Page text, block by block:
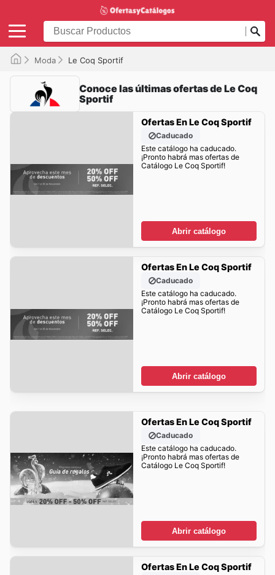
Moda Le Coq Sportif
Conoce las últimas ofertas de Le Coq
Sportif
Ofertas En Le Coq Sportif
Caducado
Este catálogo ha caducado.
¡Pronto habrá mas ofertas de
Catálogo Le Coq Sportif!
Abrir catálogo
Ofertas En Le Coq Sportif
Caducado
Este catálogo ha caducado.
¡Pronto habrá mas ofertas de
Catálogo Le Coq Sportif!
Abrir catálogo
Ofertas En Le Coq Sportif
Caducado
Este catálogo ha caducado.
¡Pronto habrá mas ofertas de
Catálogo Le Coq Sportif!
Abrir catálogo
Ofertas En Le Coq Sportif